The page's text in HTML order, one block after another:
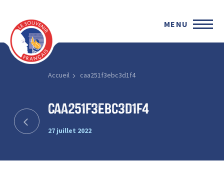
MENU
Accueil caa251f3ebc3d1f4
caa251f3ebc3d1f4
27 juillet 2022